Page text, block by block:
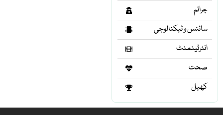
جرائم
سائنس و ٹیکنالوجی
انٹرٹینمنٹ
صحت
کھیل